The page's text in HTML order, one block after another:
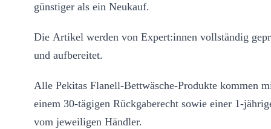
günstiger als ein Neukauf.
Die Artikel werden von Expert:innen vollständig
und aufbereitet.
Alle Pekitas Flanell-Bettwäsche-Produkte kommen
einem 30-tägigen Rückgaberecht sowie einer 1-
vom jeweiligen Händler.